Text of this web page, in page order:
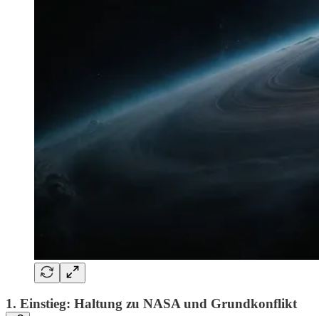
1. Einstieg: Haltung zu NASA und Grundkonflikt